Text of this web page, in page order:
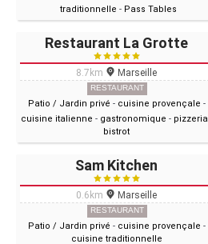
traditionnelle - Pass Tables
Restaurant La Grotte
8.7km Marseille
RESTAURANT
Patio / Jardin privé - cuisine provençale -
cuisine italienne - gastronomique - pizzeria
bistrot
Sam Kitchen
0.6km Marseille
RESTAURANT
Patio / Jardin privé - cuisine provençale -
cuisine traditionnelle